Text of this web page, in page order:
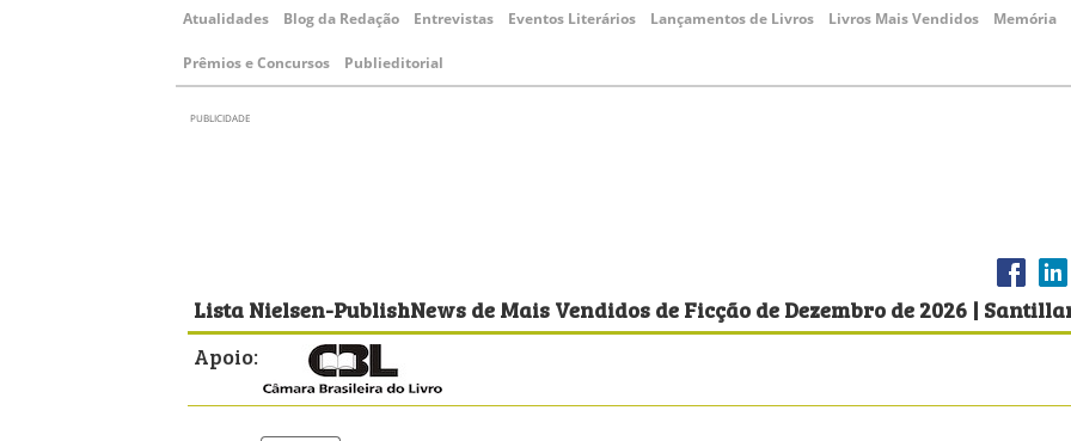
Atualidades Blog da Redação Entrevistas Eventos Literários Lançamentos de Livros Livros Mais Vendidos Memória
Prêmios e Concursos Publieditorial
PUBLICIDADE
Lista Nielsen-PublishNews de Mais Vendidos de Ficção de Dezembro de 2026 |
Apoio: